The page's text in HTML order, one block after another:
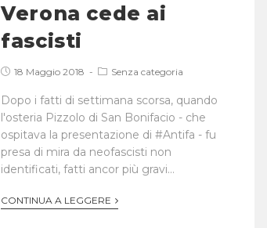
Verona cede ai
fascisti
18 Maggio 2018 Senza categoria
Dopo i fatti di settimana scorsa, quando
l'osteria Pizzolo di San Bonifacio - che
ospitava la presentazione di #Antifa - fu
presa di mira da neofascisti non
identificati, fatti ancor più gravi…
CONTINUA A LEGGERE